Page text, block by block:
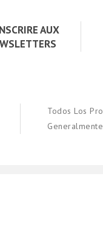
AUX
Todos Los